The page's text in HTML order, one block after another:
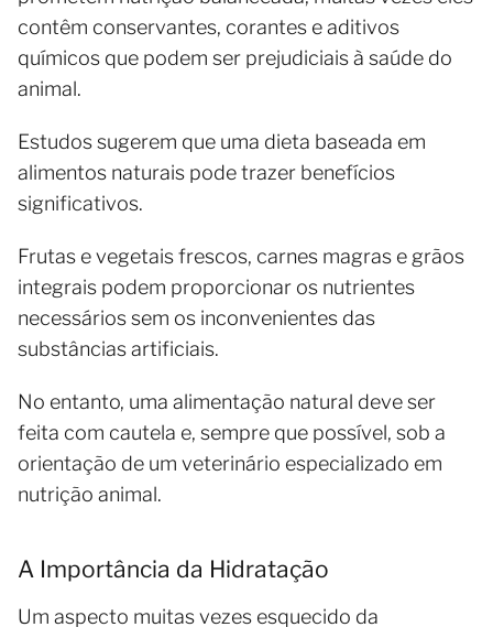
contêm conservantes, corantes e aditivos
químicos que podem ser prejudiciais à saúde do
animal.
Estudos sugerem que uma dieta baseada em
alimentos naturais pode trazer benefícios
significativos.
Frutas e vegetais frescos, carnes magras e grãos
integrais podem proporcionar os nutrientes
necessários sem os inconvenientes das
substâncias artificiais.
No entanto, uma alimentação natural deve ser
feita com cautela e, sempre que possível, sob a
orientação de um veterinário especializado em
nutrição animal.
A Importância da Hidratação
Um aspecto muitas vezes esquecido da